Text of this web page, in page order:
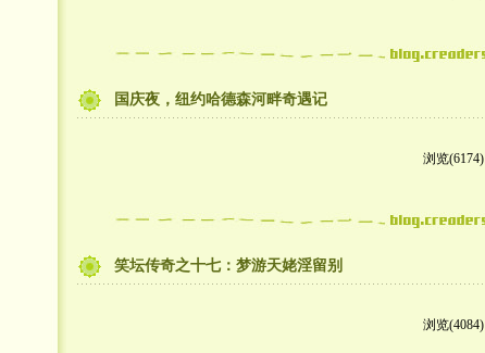
国庆夜，纽约哈德森河畔奇遇记
浏览(6174)
笑坛传奇之十七：梦游天姥淫留别
浏览(4084)